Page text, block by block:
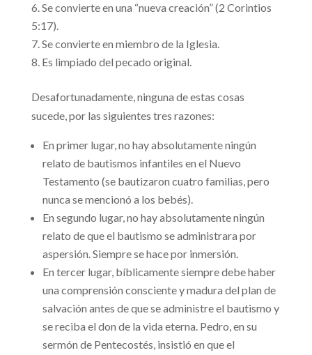
Se convierte en una “nueva creación” (2 Corintios
5:17).
Se convierte en miembro de la Iglesia.
Es limpiado del pecado original.
Desafortunadamente, ninguna de estas cosas
sucede, por las siguientes tres razones:
En primer lugar, no hay absolutamente ningún
relato de bautismos infantiles en el Nuevo
Testamento (se bautizaron cuatro familias, pero
nunca se mencionó a los bebés).
En segundo lugar, no hay absolutamente ningún
relato de que el bautismo se administrara por
aspersión. Siempre se hace por inmersión.
En tercer lugar, bíblicamente siempre debe haber
una comprensión consciente y madura del plan de
salvación antes de que se administre el bautismo y
se reciba el don de la vida eterna. Pedro, en su
sermón de Pentecostés, insistió en que el